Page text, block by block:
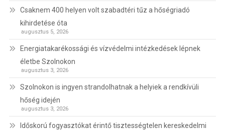
Csaknem 400 helyen volt szabadtéri tűz a hőségriadó
kihirdetése óta
augusztus 5, 2026
Energiatakarékossági és vízvédelmi intézkedések lépnek
életbe Szolnokon
augusztus 3, 2026
Szolnokon is ingyen strandolhatnak a helyiek a rendkívüli
hőség idején
augusztus 3, 2026
Időskorú fogyasztókat érintő tisztességtelen kereskedelmi